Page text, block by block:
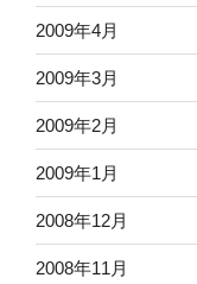
2009年4月
2009年3月
2009年2月
2009年1月
2008年12月
2008年11月